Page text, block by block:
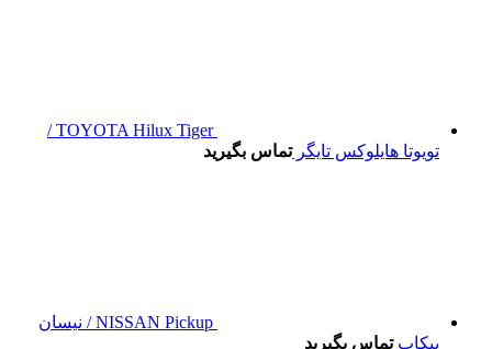
TOYOTA Hilux Tiger /
تویوتا هایلوکس تایگرتماس بگیرید
NISSAN Pickup / نیسان
پیکاپتماس بگیرید